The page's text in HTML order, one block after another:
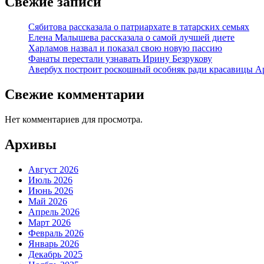
Сябитова рассказала о патриархате в татарских семьях
Елена Малышева рассказала о самой лучшей диете
Харламов назвал и показал свою новую пассию
Фанаты перестали узнавать Ирину Безрукову
Авербух построит роскошный особняк ради красавицы
Свежие комментарии
Нет комментариев для просмотра.
Архивы
Август 2026
Июль 2026
Июнь 2026
Май 2026
Апрель 2026
Март 2026
Февраль 2026
Январь 2026
Декабрь 2025